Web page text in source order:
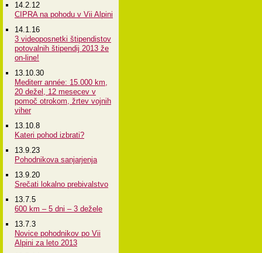
14.2.12
CIPRA na pohodu v Vii Alpini
14.1.16
3 videoposnetki štipendistov
potovalnih štipendij 2013 že
on-line!
13.10.30
Mediterr année: 15.000 km,
20 dežel, 12 mesecev v
pomoč otrokom, žrtev vojnih
viher
13.10.8
Kateri pohod izbrati?
13.9.23
Pohodnikova sanjarjenja
13.9.20
Srečati lokalno prebivalstvo
13.7.5
600 km – 5 dni – 3 dežele
13.7.3
Novice pohodnikov po Vii
Alpini za leto 2013